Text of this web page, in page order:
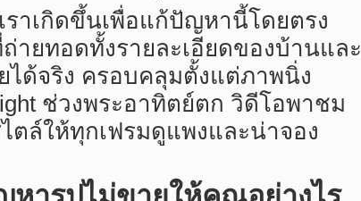
าเกิดขึ้นเพื่อแก้ปัญหานี้โดยตรง
ายทอดทั้งรายละเอียดของบ้านและ
ด้จริง ครอบคลุมตั้งแต่ภาพนิ่ง
ช่วงพระอาทิตย์ตก วิดีโอพาชม
ตล์ให้ทุกเฟรมดูแพงและน่าจอง